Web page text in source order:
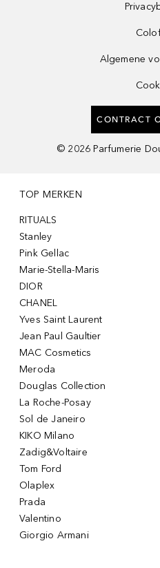
Algemene
CONTRACT
© 2026 Parfumerie
TOP MERKEN
RITUALS
Stanley
Pink Gellac
Marie-Stella-Maris
DIOR
CHANEL
Yves Saint Laurent
Jean Paul Gaultier
MAC Cosmetics
Meroda
Douglas Collection
La Roche-Posay
Sol de Janeiro
KIKO Milano
Zadig&Voltaire
Tom Ford
Olaplex
Prada
Valentino
Giorgio Armani